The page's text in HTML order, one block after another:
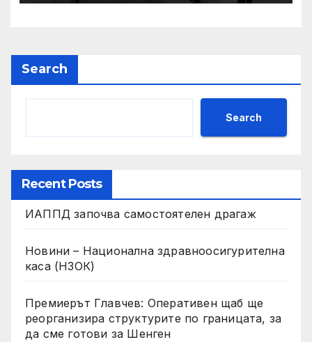
готови за Шенген
Search
Search
Recent Posts
ИАППД започва самостоятелен драгаж
Новини – Национална здравноосигурителна
каса (НЗОК)
Премиерът Главчев: Оперативен щаб ще
реорганизира структурите по границата, за
да сме готови за Шенген